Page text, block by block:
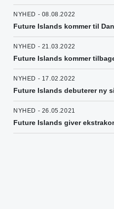
NYHED - 08.08.2022
Future Islands kommer til
NYHED - 21.03.2022
Future Islands kommer
NYHED - 17.02.2022
Future Islands debuterer ny
NYHED - 26.05.2021
Future Islands giver